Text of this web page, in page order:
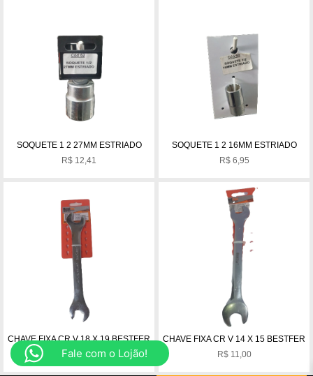
SOQUETE 1 2 27MM ESTRIADO
R$ 12,41
SOQUETE 1 2 16MM ESTRIADO
R$6,95
CHAVE FIXA CR V 18 X 19 BESTFER
R$15,00
CHAVE FIXA CR V 14 X 15 BESTFER
R$11,00
Fale com o Lojão!